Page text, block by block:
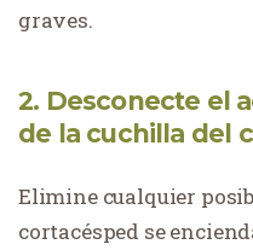
graves.
2. Desconecte el
de la cuchilla del
Elimine cualquier
cortacésped se